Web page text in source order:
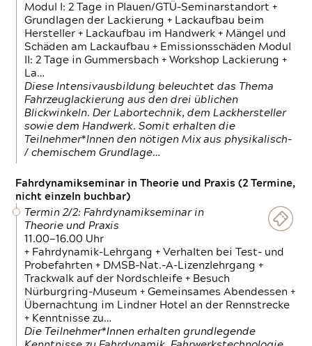
Modul I: 2 Tage in Plauen/GTÜ-Seminarstandort +
Grundlagen der Lackierung + Lackaufbau beim
Hersteller + Lackaufbau im Handwerk + Mängel und
Schäden am Lackaufbau + Emissionsschäden Modul
II: 2 Tage in Gummersbach + Workshop Lackierung +
La…
Diese Intensivausbildung beleuchtet das Thema
Fahrzeuglackierung aus den drei üblichen
Blickwinkeln. Der Labortechnik, dem Lackhersteller
sowie dem Handwerk. Somit erhalten die
Teilnehmer*Innen den nötigen Mix aus physikalisch-
/ chemischem Grundlage…
Fahrdynamikseminar in Theorie und Praxis (2 Termine,
nicht einzeln buchbar)
Termin 2/2: Fahrdynamikseminar in
Theorie und Praxis
11.00—16.00 Uhr
+ Fahrdynamik-Lehrgang + Verhalten bei Test- und
Probefahrten + DMSB-Nat.-A-Lizenzlehrgang +
Trackwalk auf der Nordschleife + Besuch
Nürburgring-Museum + Gemeinsames Abendessen +
Übernachtung im Lindner Hotel an der Rennstrecke
+ Kenntnisse zu…
Die Teilnehmer*Innen erhalten grundlegende